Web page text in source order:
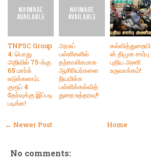
TNPSC Group
4: பொது
அறிவில் 75-க்கு
65 மார்க்
எடுக்கலாம்;
குரூப் 4
தேர்வுக்கு இப்படி
படிங்க!
அரசுப்
பள்ளிகளில்
தற்காலிகமாக
ஆசிரியர்களை
நியமிக்க
பள்ளிக்கல்வித்
துறை உத்தரவு!!
கல்வித்துறையி
ன் திமுக சார்பு
புதிய அணி
உருவாக்கம்!
← Newer Post Home
No comments: